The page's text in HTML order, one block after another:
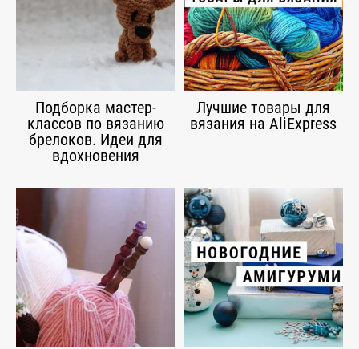
Подборка мастер-
классов по вязанию
брелоков. Идеи для
вдохновения
Лучшие товары для
вязания на AliExpress